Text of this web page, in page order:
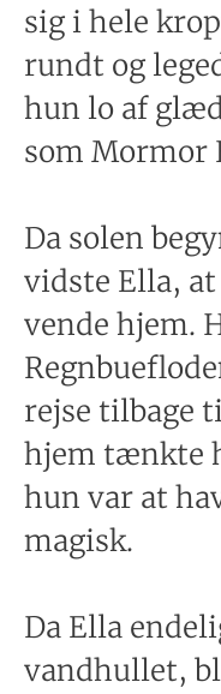
sig i hele
rundt og
hun lo af
som Mormor
Da solen
vidste Ella,
vende hjem.
rejse tilbage
hjem tænkte
hun var at
magisk.
Da Ella
vandhullet,